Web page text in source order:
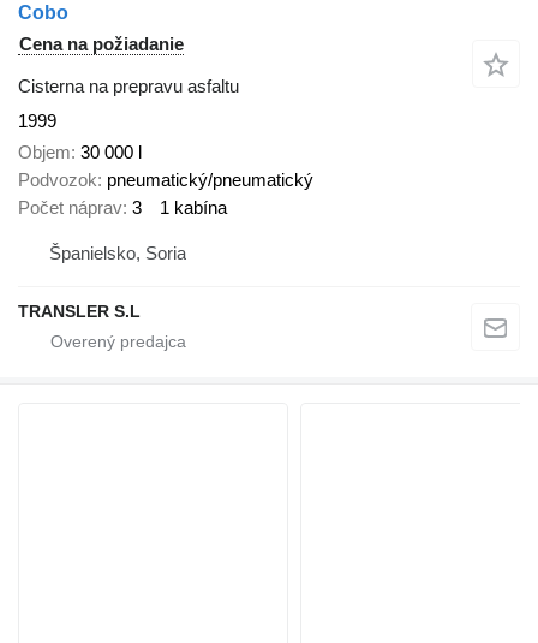
Cobo
Cena na požiadanie
Cisterna na prepravu asfaltu
1999
Objem 30 000 l
Podvozok pneumatický/pneumatický
Počet náprav 3 1 kabína
Španielsko, Soria
TRANSLER S.L